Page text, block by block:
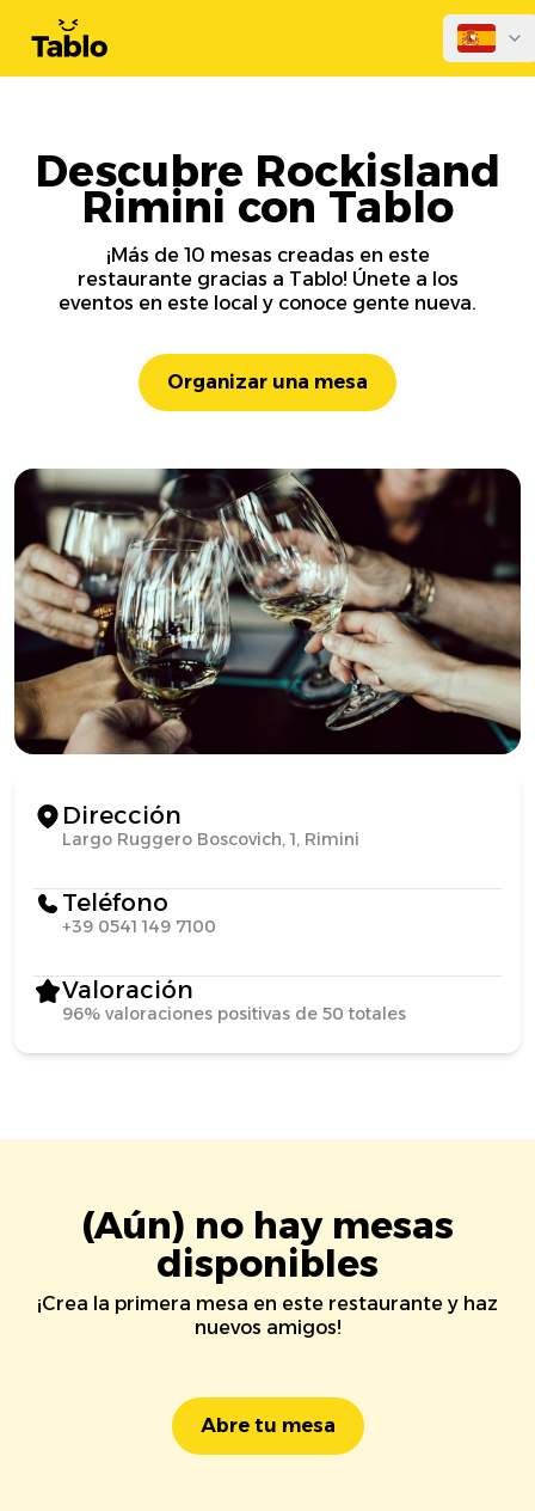
Descubre Rockisland
Rimini con Tablo
¡Más de 10 mesas creadas en este
restaurante gracias a Tablo! Únete a los
eventos en este local y conoce gente nueva.
Organizar una mesa
Dirección
Largo Ruggero Boscovich, 1, Rimini
Teléfono
+39 0541 149 7100
Valoración
96% valoraciones positivas de 50 totales
(Aún) no hay mesas
disponibles
¡Crea la primera mesa en este restaurante y haz
nuevos amigos!
Abre tu mesa